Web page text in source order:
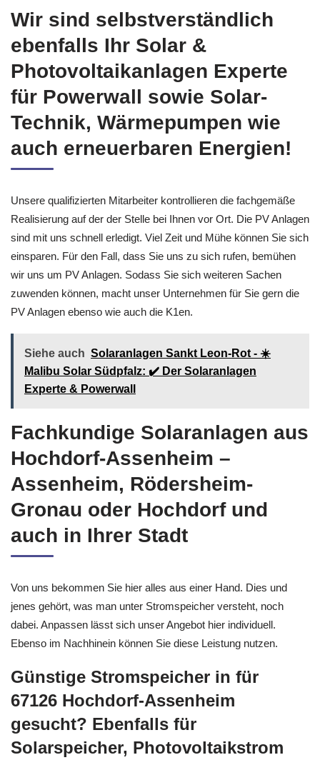
Wir sind selbstverständlich
ebenfalls Ihr Solar &
Photovoltaikanlagen Experte
für Powerwall sowie Solar-
Technik, Wärmepumpen wie
auch erneuerbaren Energien!
Unsere qualifizierten Mitarbeiter kontrollieren die fachgemäße
Realisierung auf der der Stelle bei Ihnen vor Ort. Die PV Anlagen
sind mit uns schnell erledigt. Viel Zeit und Mühe können Sie sich
einsparen. Für den Fall, dass Sie uns zu sich rufen, bemühen
wir uns um PV Anlagen. Sodass Sie sich weiteren Sachen
zuwenden können, macht unser Unternehmen für Sie gern die
PV Anlagen ebenso wie auch die K1en.
Siehe auch Solaranlagen Sankt Leon-Rot - ☀️
Malibu Solar Südpfalz: ✔️ Der Solaranlagen
Experte & Powerwall
Fachkundige Solaranlagen aus
Hochdorf-Assenheim –
Assenheim, Rödersheim-
Gronau oder Hochdorf und
auch in Ihrer Stadt
Von uns bekommen Sie hier alles aus einer Hand. Dies und
jenes gehört, was man unter Stromspeicher versteht, noch
dabei. Anpassen lässt sich unser Angebot hier individuell.
Ebenso im Nachhinein können Sie diese Leistung nutzen.
Günstige Stromspeicher in für
67126 Hochdorf-Assenheim
gesucht? Ebenfalls für
Solarspeicher, Photovoltaikstrom